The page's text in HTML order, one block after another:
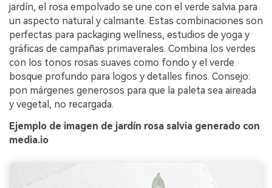
jardín, el rosa empolvado se une con el verde salvia para
un aspecto natural y calmante. Estas combinaciones son
perfectas para packaging wellness, estudios de yoga y
gráficas de campañas primaverales. Combina los verdes
con los tonos rosas suaves como fondo y el verde
bosque profundo para logos y detalles finos. Consejo:
pon márgenes generosos para que la paleta sea aireada
y vegetal, no recargada.
Ejemplo de imagen de jardín rosa salvia generado con
media.io